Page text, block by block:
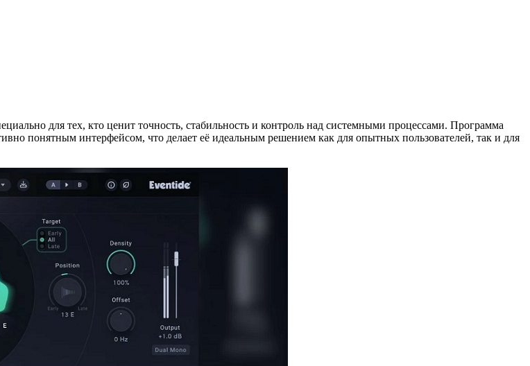
для тех, кто ценит точность, стабильность и контроль над системными процессами. Программа
понятным интерфейсом, что делает её идеальным решением как для опытных пользователей, так и для